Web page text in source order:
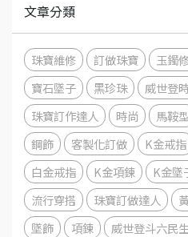
文章分類
珠寶維修 訂做珠寶 玉鐲
寶石墜子
黑珍珠 威世登
珠寶訂作達人
時尚 馬鞍型
鋼飾
客製化訂做 K金戒指
白金戒指
K金項鍊 K金墜
流行穿搭
珠寶訂做達人
墜飾
項鍊 威世登斗六民